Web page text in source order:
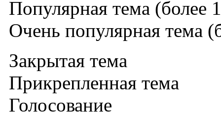
Популярная тема (более
Очень популярная тема
Закрытая тема
Прикрепленная тема
Голосование